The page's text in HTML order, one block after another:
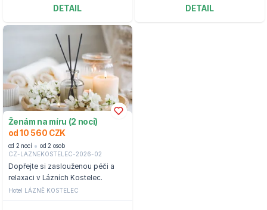
DETAIL DETAIL
Ženám na míru (2 noci)
od 10 560 CZK
od 2 nocí
od 2 osob
CZ-LAZNEKOSTELEC-2026-02
Dopřejte si zaslouženou péči a
relaxaci v Lázních Kostelec.
Hotel LÁZNĚ KOSTELEC